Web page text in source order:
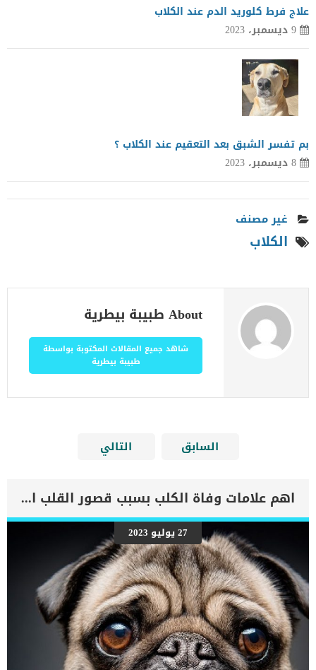
علاج فرط كلوريد الدم عند الكلاب
9 ديسمبر، 2023
بم تفسر الشبق بعد التعقيم عند الكلاب ؟
8 ديسمبر، 2023
غير مصنف
الكلاب
About طبيبة بيطرية
شاهد جميع المقالات المكتوبة بواسطة
طبيبة بيطرية
السابق التالي
اهم علامات وفاة الكلب بسبب قصور القلب الاحتقانى
27 يوليو 2023